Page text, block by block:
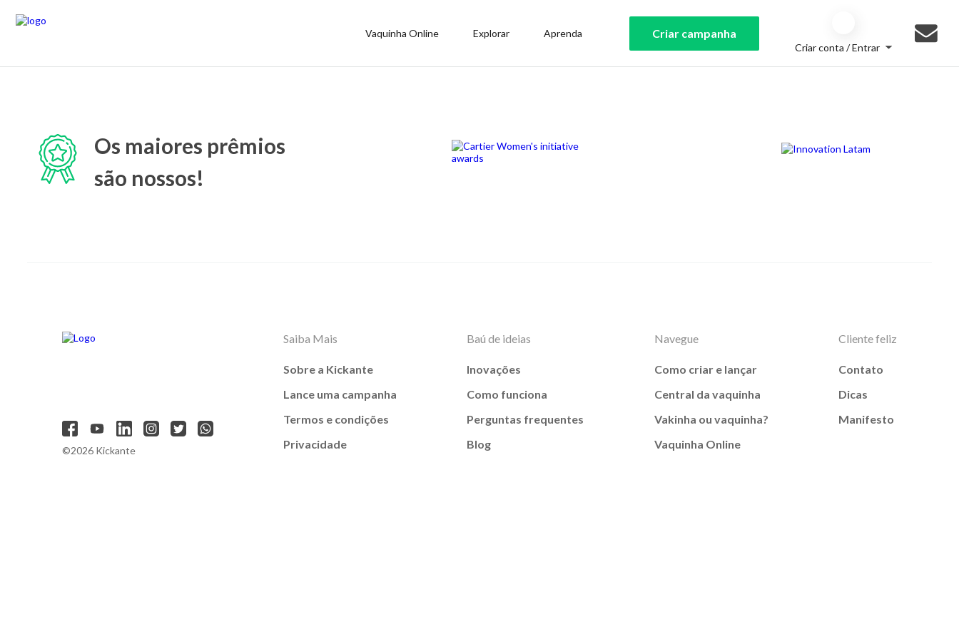
Vaquinha Online Explorar Aprenda Criar campanha
Criar conta / Entrar
Os maiores prêmios
são nossos!
©2026 Kickante
Saiba Mais
Sobre a Kickante
Lance uma campanha
Termos e condições
Privacidade
Baú de ideias
Inovações
Como funciona
Perguntas frequentes
Blog
Navegue
Como criar e lançar
Central da vaquinha
Vakinha ou vaquinha?
Vaquinha Online
Cliente feliz
Contato
Dicas
Manifesto